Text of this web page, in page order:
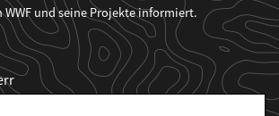
WWF und seine Projekte informiert.